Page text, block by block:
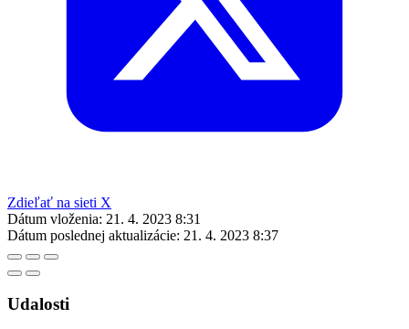
Zdieľať na sieti X
Dátum vloženia: 21. 4. 2023 8:31
Dátum poslednej aktualizácie: 21. 4. 2023 8:37
Udalosti